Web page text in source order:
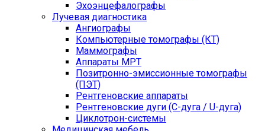
Эхоэнцефалографы
Лучевая диагностика
Ангиографы
Компьютерные томографы (КТ)
Маммографы
Аппараты МРТ
Позитронно-эмиссионные томографы
(ПЭТ)
Рентгеновские аппараты
Рентгеновские дуги (С-дуга / U-дуга)
Циклотрон-системы